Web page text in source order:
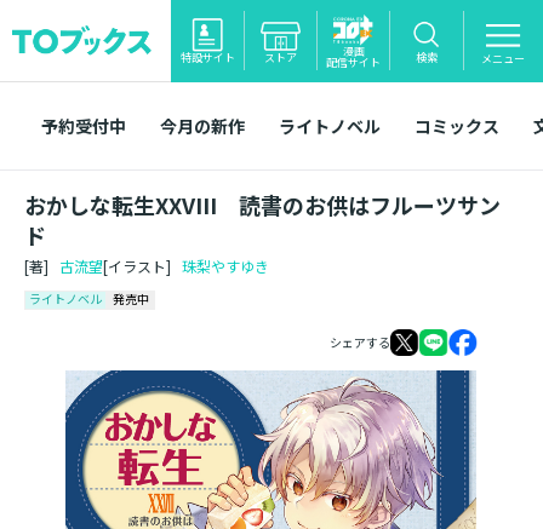
特設サイト ストア 漫画
配信サイト 検索 メニュー
予約受付中 今月の新作 ライトノベル コミックス
おかしな転生XXVIII 読書のお供はフルーツサン
ド
[著] 古流望[イラスト] 珠梨やすゆき
ライトノベル 発売中
シェアする